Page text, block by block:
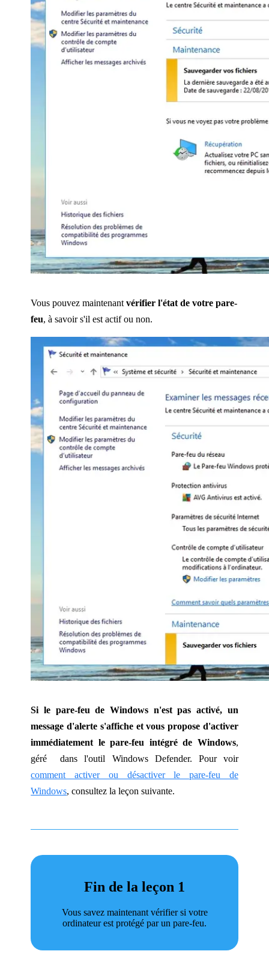
Vous pouvez maintenantvérifier l'état de votre pare-
feu, à savoir s'il est actif ou non.
Si le pare-feu de Windows n'est pas activé, un
message d'alerte s'affiche et vous propose d'activer
immédiatement le pare-feu intégré de Windows,
géré dans l'outil Windows Defender. Pour voir
comment activer ou désactiver le pare-feu de
Windows, consultez la leçon suivante.
Fin de la leçon 1
Vous savez maintenant vérifier si votre
ordinateur est protégé par un pare-feu.